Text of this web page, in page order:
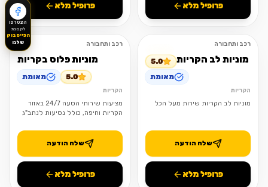
פרופיל מלא פרופיל מלא
רכב ותחבורה
מוניות לב הקריות
5.0
מאומת
הקריות
מוניות לב הקריות שירות מעל הכל
שלח הודעה
פרופיל מלא
פתוח
רכב ותחבורה
מוניות פלוס בקריות
5.0 מאומת
הקריות
מציעות שירותי הסעה 24/7 באזור
הקריות וחיפה, כולל נסיעות לנתב"ג
שלח הודעה
פרופיל מלא
הצטרפו
לקבוצת
הפייסבוק
שלנו